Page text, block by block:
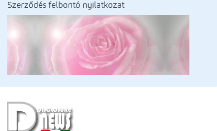
Szerződés felbontó nyilatkozat